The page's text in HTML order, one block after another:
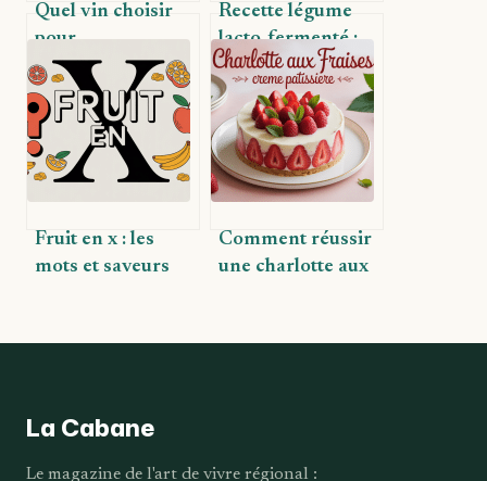
Quel vin choisir
pour
accompagner un
couscous réussi
Recette légume
lacto-fermenté :
guide pratique
pour réussir chez
vous
Fruit en x : les
mots et saveurs
Comment réussir
une charlotte aux
séduit tous les
La Cabane
Le magazine de l'art de vivre régional :